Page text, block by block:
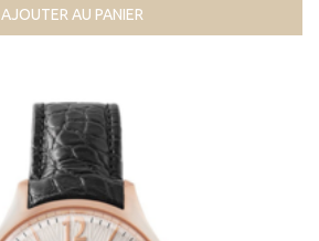
AJOUTER AU PANIER